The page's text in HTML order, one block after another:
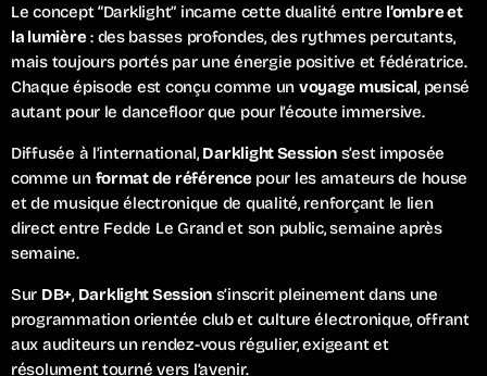
Le concept “Darklight” incarne cette dualité entre l’ombre et
la lumière: des basses profondes, des rythmes percutants,
mais toujours portés par une énergie positive et fédératrice.
Chaque épisode est conçu comme un voyage musical, pensé
autant pour le dancefloor que pour l’écoute immersive.
Diffusée à l’international, Darklight Sessions’est imposée
comme un format de référencepour les amateurs de house
et de musique électronique de qualité, renforçant le lien
direct entre Fedde Le Grand et son public, semaine après
semaine.
Sur DB+, Darklight Session s’inscrit pleinement dans une
programmation orientée club et culture électronique, offrant
aux auditeurs un rendez-vous régulier, exigeant et
résolument tourné vers l’avenir.